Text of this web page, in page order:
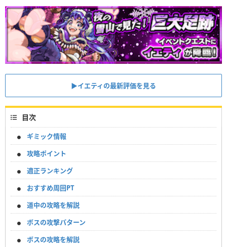
▶イエティの最新評価を見る
目次
ギミック情報
攻略ポイント
適正ランキング
おすすめ周回PT
道中の攻略を解説
ボスの攻撃パターン
ボスの攻略を解説